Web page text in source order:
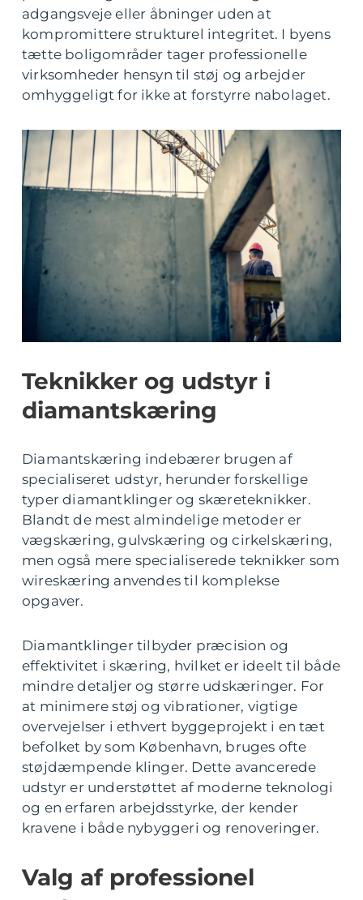
adgangsveje eller åbninger uden at
kompromittere strukturel integritet. I byens
tætte boligområder tager professionelle
virksomheder hensyn til støj og arbejder
omhyggeligt for ikke at forstyrre nabolaget.
Teknikker og udstyr i
diamantskæring
Diamantskæring indebærer brugen af
specialiseret udstyr, herunder forskellige
typer diamantklinger og skæreteknikker.
Blandt de mest almindelige metoder er
vægskæring, gulvskæring og cirkelskæring,
men også mere specialiserede teknikker som
wireskæring anvendes til komplekse
opgaver.
Diamantklinger tilbyder præcision og
effektivitet i skæring, hvilket er ideelt til både
mindre detaljer og større udskæringer. For
at minimere støj og vibrationer, vigtige
overvejelser i ethvert byggeprojekt i en tæt
befolket by som København, bruges ofte
støjdæmpende klinger. Dette avancerede
udstyr er understøttet af moderne teknologi
og en erfaren arbejdsstyrke, der kender
kravene i både nybyggeri og renoveringer.
Valg af professionel